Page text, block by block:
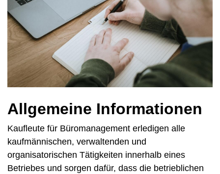
Allgemeine Informationen
Kaufleute für Büromanagement erledigen alle
kaufmännischen, verwaltenden und
organisatorischen Tätigkeiten innerhalb eines
Betriebes und sorgen dafür, dass die betrieblichen